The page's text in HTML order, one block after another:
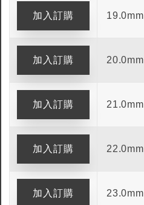
19.0mm
20.0mm
21.0mm
22.0mm
23.0mm